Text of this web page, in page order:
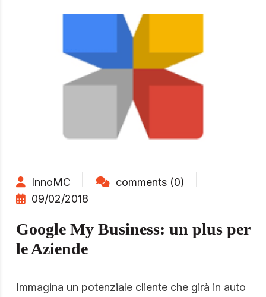
InnoMC
comments (0)
09/02/2018
Google My Business: un plus per
le Aziende
Immagina un potenziale cliente che girà in auto